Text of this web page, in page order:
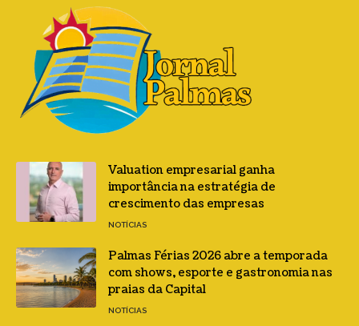
Valuation empresarial ganha
importância na estratégia de
crescimento das empresas
NOTÍCIAS
Palmas Férias 2026 abre a temporada
com shows, esporte e gastronomia nas
praias da Capital
NOTÍCIAS